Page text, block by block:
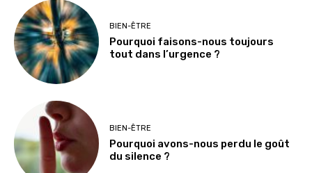
BIEN-ÊTRE
Pourquoi faisons-nous toujours
tout dans l’urgence ?
BIEN-ÊTRE
Pourquoi avons-nous perdu le goût
du silence ?